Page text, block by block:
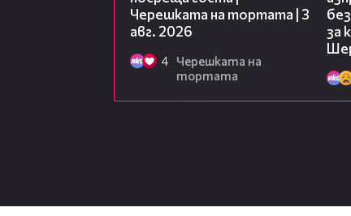
Черешката на тортата | 3
авг. 2026
4
Черешката на
тортата
за